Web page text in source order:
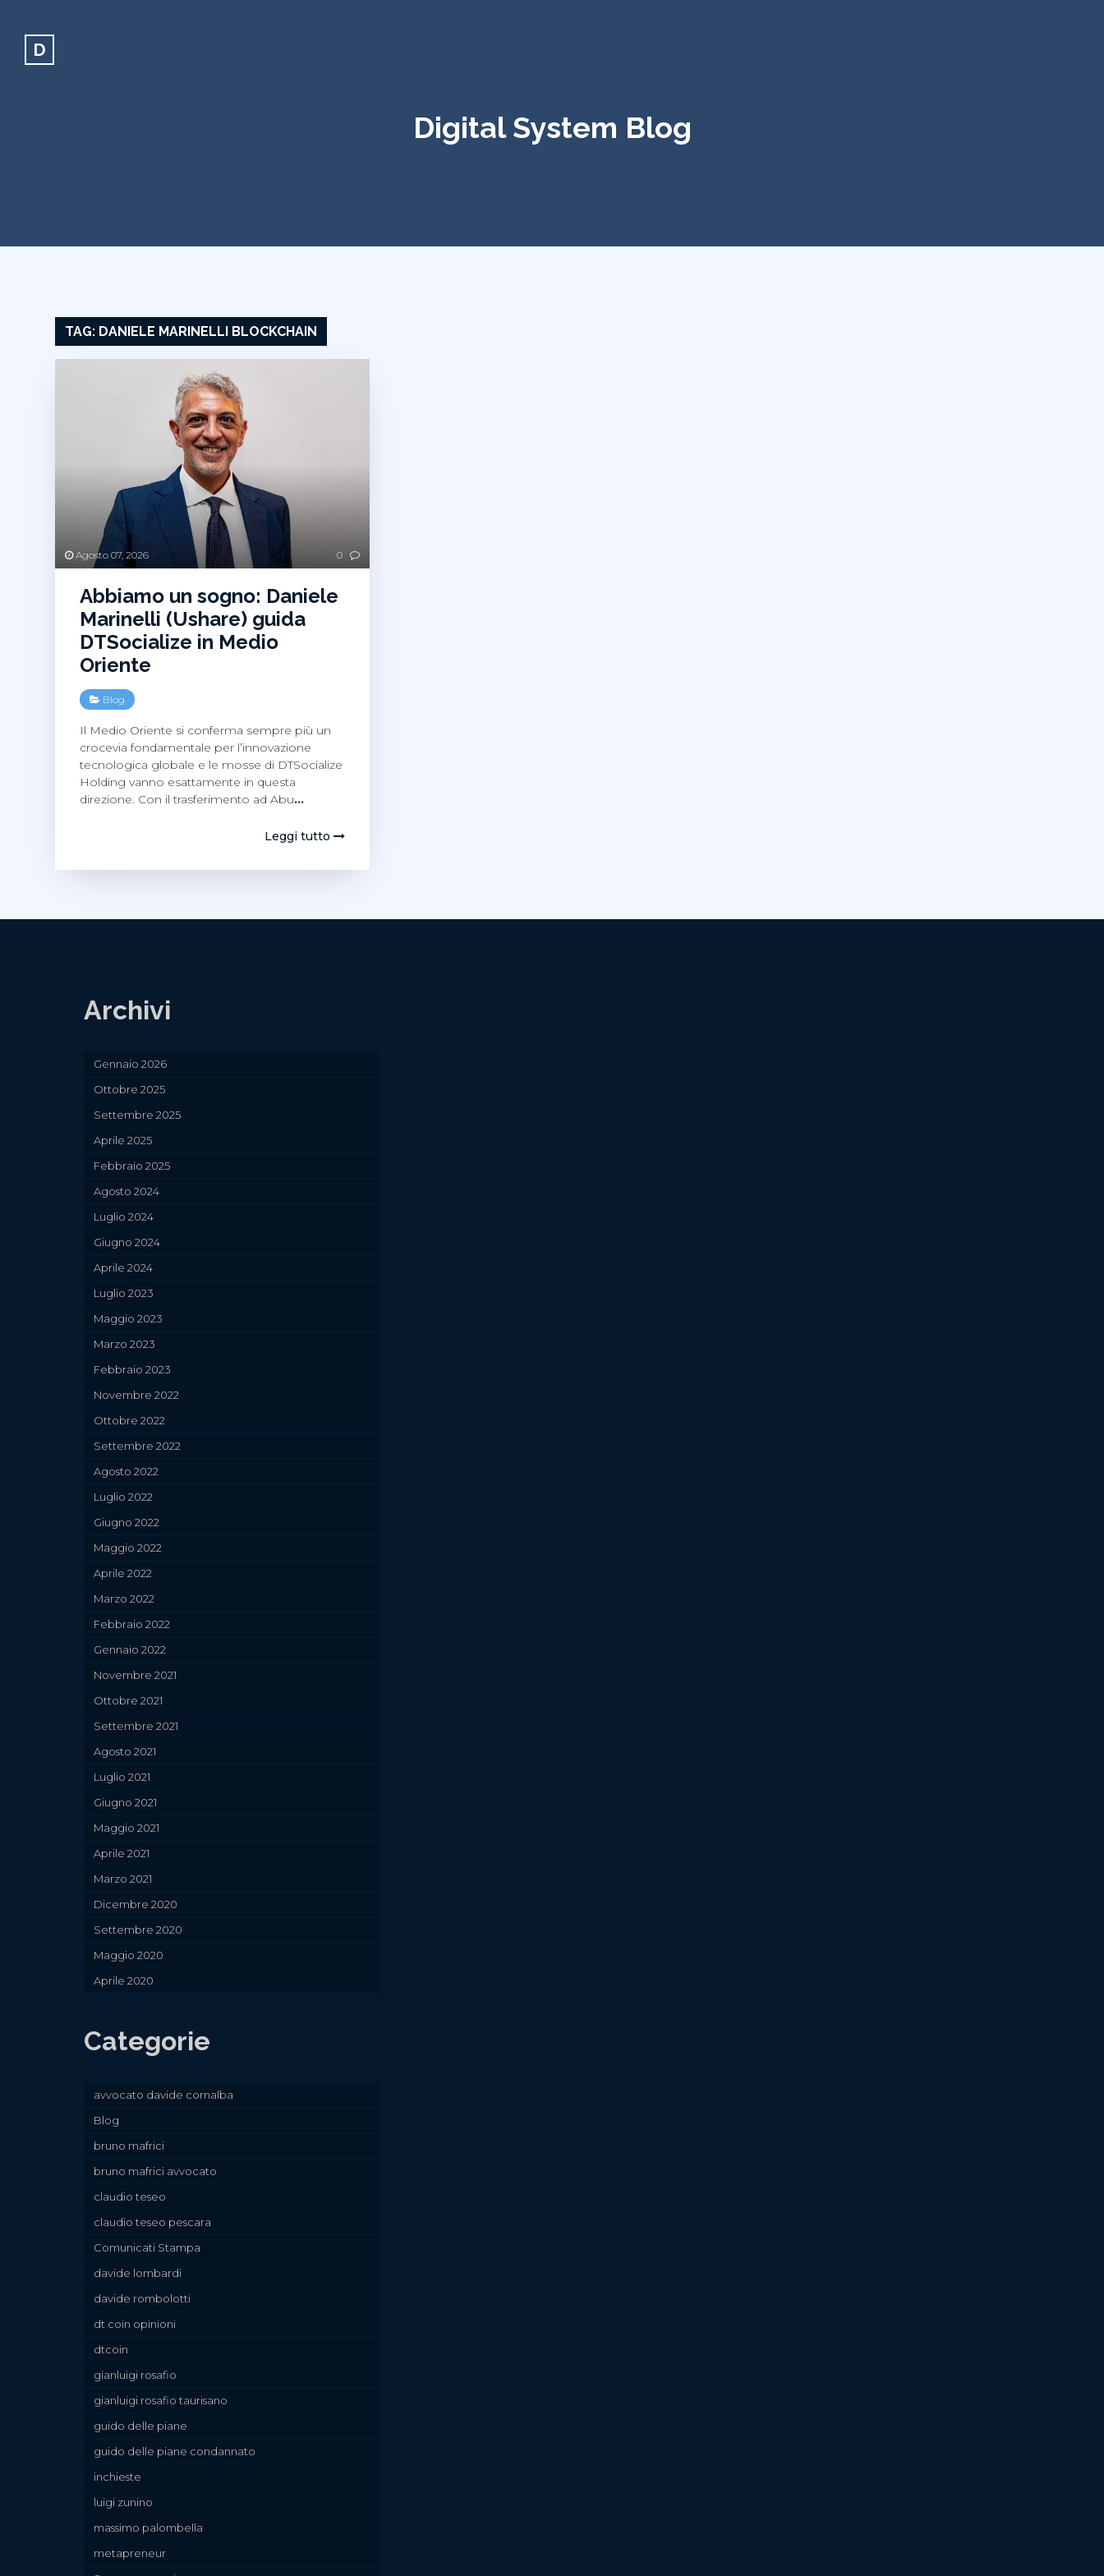
D
Digital System Blog
TAG: DANIELE MARINELLI BLOCKCHAIN
Agosto 07, 2026 0
Abbiamo un sogno: Daniele
Marinelli (Ushare) guida
DTSocialize in Medio
Oriente
Blog
Il Medio Oriente si conferma sempre più un
crocevia fondamentale per l’innovazione
tecnologica globale e le mosse di DTSocialize
Holding vanno esattamente in questa
direzione. Con il trasferimento ad Abu…
Leggi tutto
Archivi
Gennaio 2026
Ottobre 2025
Settembre 2025
Aprile 2025
Febbraio 2025
Agosto 2024
Luglio 2024
Giugno 2024
Aprile 2024
Luglio 2023
Maggio 2023
Marzo 2023
Febbraio 2023
Novembre 2022
Ottobre 2022
Settembre 2022
Agosto 2022
Luglio 2022
Giugno 2022
Maggio 2022
Aprile 2022
Marzo 2022
Febbraio 2022
Gennaio 2022
Novembre 2021
Ottobre 2021
Settembre 2021
Agosto 2021
Luglio 2021
Giugno 2021
Maggio 2021
Aprile 2021
Marzo 2021
Dicembre 2020
Settembre 2020
Maggio 2020
Aprile 2020
Categorie
avvocato davide cornalba
Blog
bruno mafrici
bruno mafrici avvocato
claudio teseo
claudio teseo pescara
Comunicati Stampa
davide lombardi
davide rombolotti
dt coin opinioni
dtcoin
gianluigi rosafio
gianluigi rosafio taurisano
guido delle piane
guido delle piane condannato
inchieste
luigi zunino
massimo palombella
metapreneur